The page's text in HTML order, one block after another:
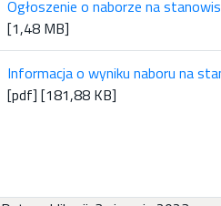
Ogłoszenie o naborze na
[1,48 MB]
Informacja o wyniku naboru na
[pdf] [181,88 KB]